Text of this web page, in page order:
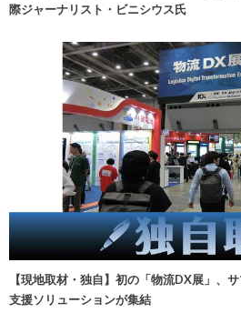
際ジャーナリスト・ビニシウス氏
【現地取材・独自】初の「物流DX展」、
支援ソリューションが集結